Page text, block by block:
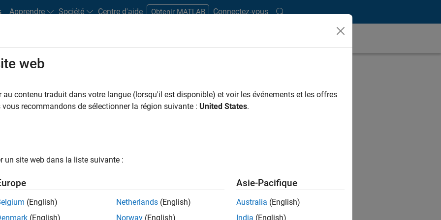
Apprendre Société Centre d'aide Obtenir MATLAB Connectez-vous
or VXI
Control Toolbox. You can use the graphical tool,
web
au contenu traduit dans votre langue (lorsqu'il est disponible) et voir les événements et les offres
vous recommandons de sélectionner la région suivante : United States.
un site web dans la liste suivante :
(English)
(English)
Netherlands (English)
Norway (English)
Asie-Pacifique
Australia (English)
India (English)